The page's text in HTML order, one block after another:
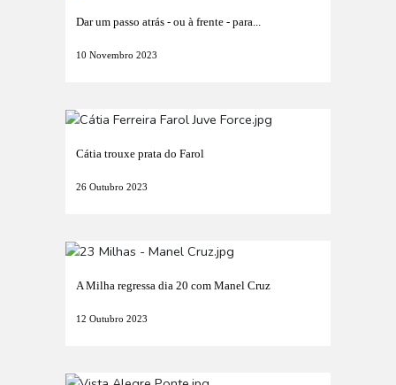
Dar um passo atrás - ou à frente - para...
10 Novembro 2023
Cátia trouxe prata do Farol
26 Outubro 2023
A Milha regressa dia 20 com Manel Cruz
12 Outubro 2023